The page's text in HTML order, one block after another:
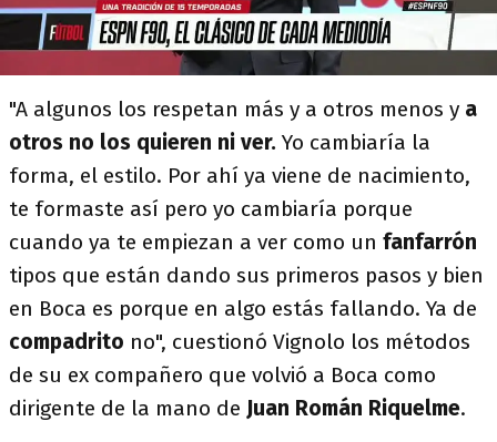
"A algunos los respetan más y a otros menos y a
otros no los quieren ni ver. Yo cambiaría la
forma, el estilo. Por ahí ya viene de nacimiento,
te formaste así pero yo cambiaría porque
cuando ya te empiezan a ver como un fanfarrón
tipos que están dando sus primeros pasos y bien
en Boca es porque en algo estás fallando. Ya de
compadrito no", cuestionó Vignolo los métodos
de su ex compañero que volvió a Boca como
dirigente de la mano de Juan Román Riquelme.